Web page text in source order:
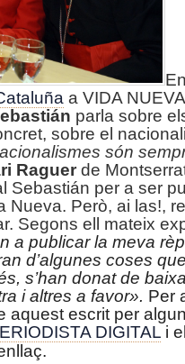
a VIDA
parla sobre
sobre el
són
Raguer de
Sebastián per a ser
Nueva. Però, ai las!,
Segons ell mateix
a publicar la meva
d’algunes coses
s’han donat de
i altres a favor». Per
aquest escrit per
DIGITAL i